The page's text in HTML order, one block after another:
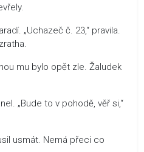
„Uchazeč č. 23,“ pravila.
mu bylo opět zle. Žaludek
„Bude to v pohodě, věř si,“
usmát. Nemá přeci co